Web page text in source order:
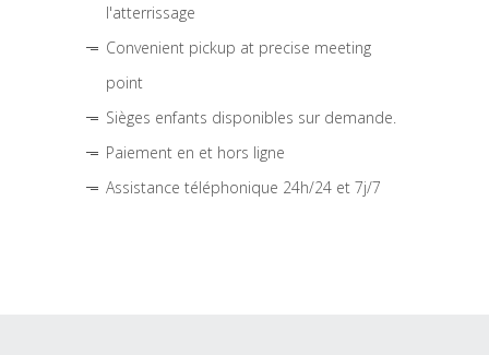
l'atterrissage
Convenient pickup at precise meeting
point
Sièges enfants disponibles sur demande.
Paiement en et hors ligne
Assistance téléphonique 24h/24 et 7j/7